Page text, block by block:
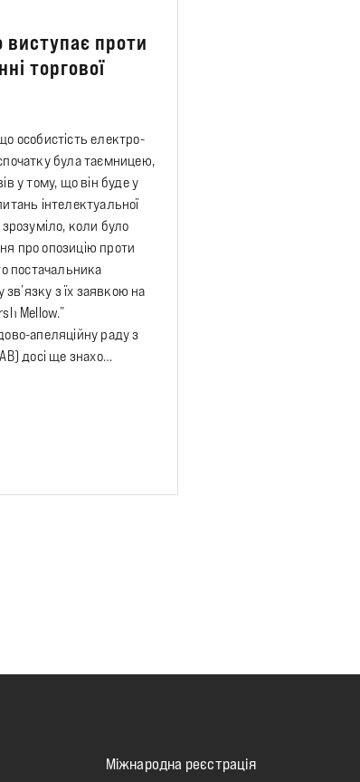
виступає проти
торгової
особистість електро-
була таємницею,
у тому, що він буде у
інтелектуальної
коли було
про опозицію проти
постачальника
зв’язку з їх заявкою на
Mellow.”
апеляційну раду з
досі ще знахо…
Міжнародна реєстрація